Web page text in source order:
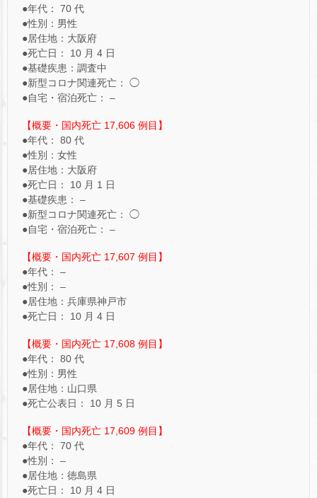
●年代： 70 代
●性別：男性
●居住地：大阪府
●死亡日： 10 月 4 日
●基礎疾患：調査中
●新型コロナ関連死亡： ◯
●自宅・宿泊死亡： –
【概要・国内死亡 17,606 例目】
●年代： 80 代
●性別：女性
●居住地：大阪府
●死亡日： 10 月 1 日
●基礎疾患： –
●新型コロナ関連死亡： ◯
●自宅・宿泊死亡： –
【概要・国内死亡 17,607 例目】
●年代： –
●性別： –
●居住地：兵庫県神戸市
●死亡日： 10 月 4 日
【概要・国内死亡 17,608 例目】
●年代： 80 代
●性別：男性
●居住地：山口県
●死亡公表日： 10 月 5 日
【概要・国内死亡 17,609 例目】
●年代： 70 代
●性別： –
●居住地：徳島県
●死亡日： 10 月 4 日